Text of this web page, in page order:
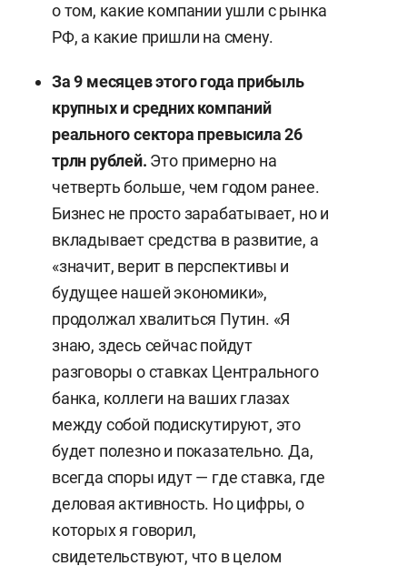
о том, какие компании ушли с рынка
РФ, а какие пришли на смену.
За 9 месяцев этого года прибыль
крупных и средних компаний
реального сектора превысила 26
трлн рублей. Это примерно на
четверть больше, чем годом ранее.
Бизнес не просто зарабатывает, но и
вкладывает средства в развитие, а
«значит, верит в перспективы и
будущее нашей экономики»,
продолжал хвалиться Путин. «Я
знаю, здесь сейчас пойдут
разговоры о ставках Центрального
банка, коллеги на ваших глазах
между собой подискутируют, это
будет полезно и показательно. Да,
всегда споры идут — где ставка, где
деловая активность. Но цифры, о
которых я говорил,
свидетельствуют, что в целом